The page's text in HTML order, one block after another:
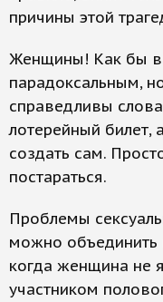
причины этой
Женщины! Как бы
парадоксальным,
справедливы
лотерейный билет,
создать сам.
постараться.
Проблемы
можно объединить
когда женщина не
участником